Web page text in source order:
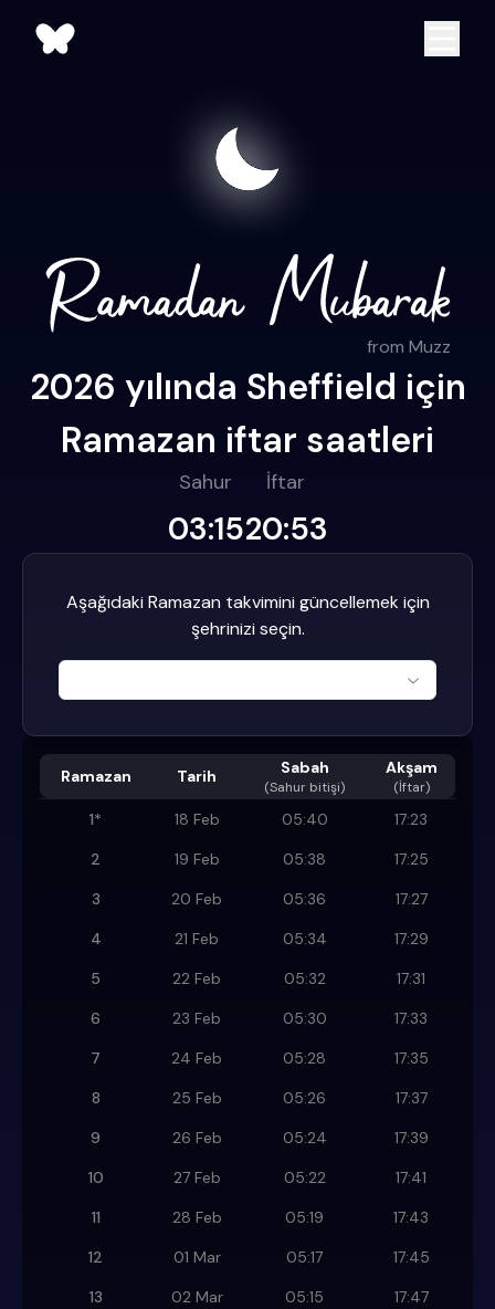
from Muzz
2026 yılında Sheffield için
Ramazan iftar saatleri
Sahur
03:15
İftar
20:53
Aşağıdaki Ramazan takvimini güncellemek için
şehrinizi seçin.
Ramazan Tarih Sabah
(Sahur bitişi)
Akşam
(İftar)
1* 18 Feb 05:40
17:23
2
19 Feb 05:38
17:25
3
20 Feb 05:36
17:27
4
21 Feb 05:34
17:29
5
22 Feb 05:32
17:31
6
23 Feb 05:30
17:33
7
24 Feb 05:28
17:35
8
25 Feb 05:26
17:37
9
26 Feb 05:24
17:39
10
27 Feb 05:22
17:41
11
28 Feb 05:19
17:43
12
01 Mar 05:17
17:45
13
02 Mar 05:15
17:47